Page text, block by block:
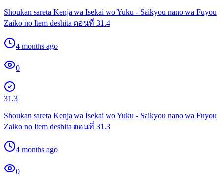
Shoukan sareta Kenja wa Isekai wo Yuku - Saikyou nano wa Fuyou
Zaiko no Item deshita ตอนที่ 31.4
4 months ago
0
31.3
Shoukan sareta Kenja wa Isekai wo Yuku - Saikyou nano wa Fuyou
Zaiko no Item deshita ตอนที่ 31.3
4 months ago
0